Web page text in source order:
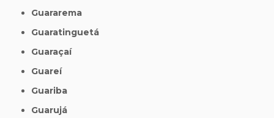
Guararema
Guaratinguetá
Guaraçaí
Guareí
Guariba
Guarujá